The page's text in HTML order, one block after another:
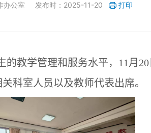
办公室 发布时：2025-11-20 打印
教学管理和服务水平， 11 月 20
关科室人员以及教师代表出席。